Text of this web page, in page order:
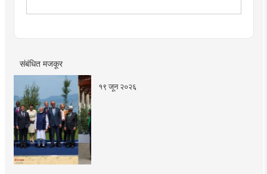
मुंबई तरुण भारतमधील लोकप्रिय सदराच्या लेखिका.
संबंधित मजकूर
१९ जून २०२६